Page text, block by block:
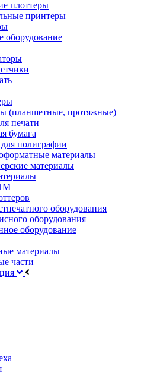
плоттеры
принтеры
оборудование
(планшетные, протяжные)
печати
бумага
полиграфии
материалы
материалы
оборудования
оборудования
оборудование
материалы
части